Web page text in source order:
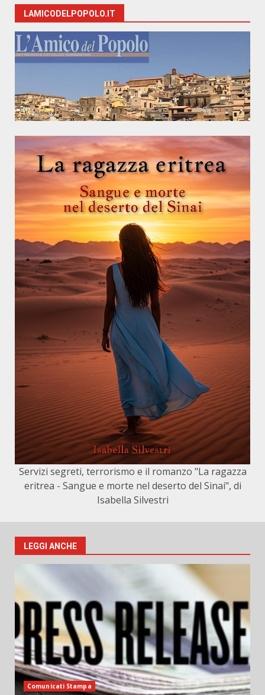
LAMICODELPOPOLO.IT
Servizi segreti, terrorismo e il romanzo "La ragazza
eritrea - Sangue e morte nel deserto del Sinai", di
Isabella Silvestri
LEGGI ANCHE
Comunicati Stampa